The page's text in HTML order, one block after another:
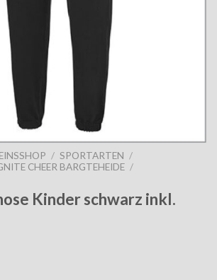
/ SPORTARTEN /
CHEER BARGTEHEIDE /
Kinder schwarz inkl.